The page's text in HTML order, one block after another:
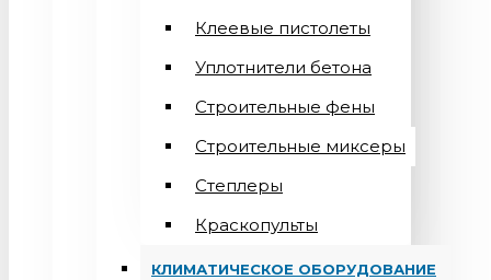
Клеевые пистолеты
Уплотнители бетона
Строительные фены
Строительные миксеры
Степлеры
Краскопульты
КЛИМАТИЧЕСКОЕ ОБОРУДОВАНИЕ